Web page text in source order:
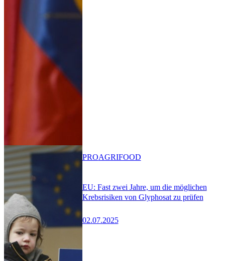
EU: Fast zwei Jahre, um die möglichen
Krebsrisiken von Glyphosat zu prüfen
02.07.2025
PROAGRIFOOD